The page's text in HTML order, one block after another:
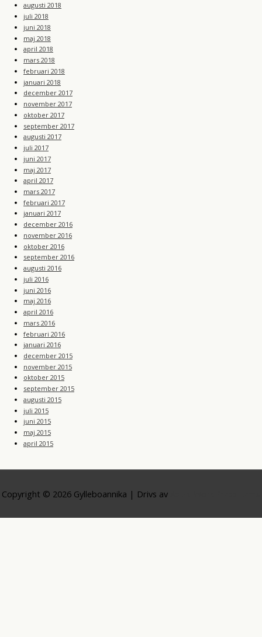
augusti 2018
juli 2018
juni 2018
maj 2018
april 2018
mars 2018
februari 2018
januari 2018
december 2017
november 2017
oktober 2017
september 2017
augusti 2017
juli 2017
juni 2017
maj 2017
april 2017
mars 2017
februari 2017
januari 2017
december 2016
november 2016
oktober 2016
september 2016
augusti 2016
juli 2016
juni 2016
maj 2016
april 2016
mars 2016
februari 2016
januari 2016
december 2015
november 2015
oktober 2015
september 2015
augusti 2015
juli 2015
juni 2015
maj 2015
april 2015
Copyright © 2026 Gylleboannika | Drivs av